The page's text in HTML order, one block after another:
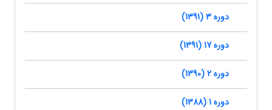
دوره 3 (1391)
دوره 17 (1391)
دوره 2 (1390)
دوره 1 (1388)